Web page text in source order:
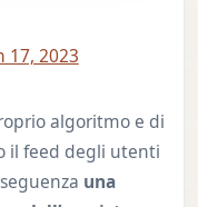
17, 2023
algoritmo e di
il feed degli utenti
una